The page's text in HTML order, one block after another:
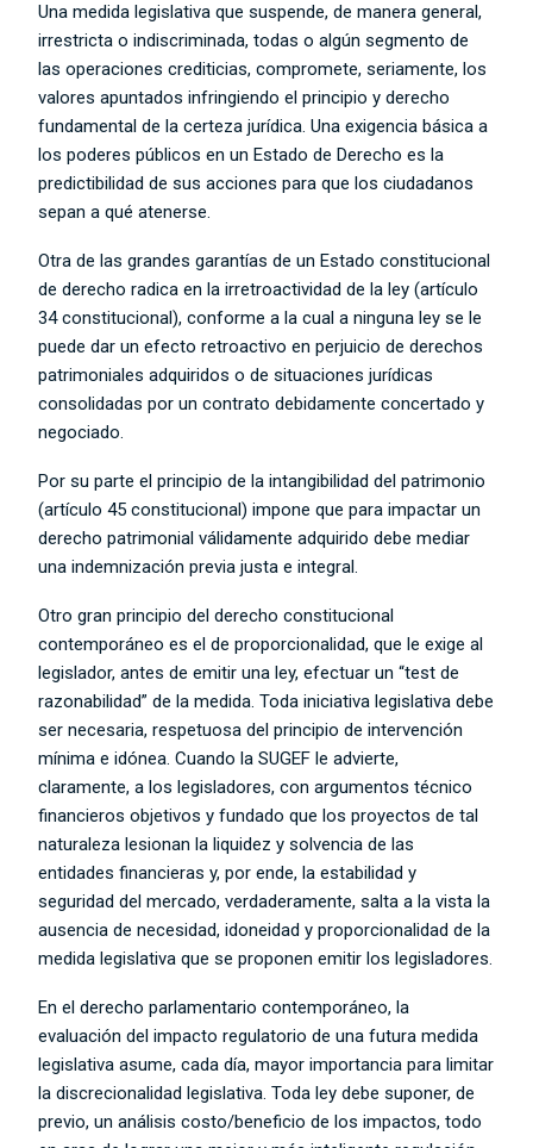
Una medida legislativa que suspende, de manera general,
irrestricta o indiscriminada, todas o algún segmento de
las operaciones crediticias, compromete, seriamente, los
valores apuntados infringiendo el principio y derecho
fundamental de la certeza jurídica. Una exigencia básica a
los poderes públicos en un Estado de Derecho es la
predictibilidad de sus acciones para que los ciudadanos
sepan a qué atenerse.
Otra de las grandes garantías de un Estado constitucional
de derecho radica en la irretroactividad de la ley (artículo
34 constitucional), conforme a la cual a ninguna ley se le
puede dar un efecto retroactivo en perjuicio de derechos
patrimoniales adquiridos o de situaciones jurídicas
consolidadas por un contrato debidamente concertado y
negociado.
Por su parte el principio de la intangibilidad del patrimonio
(artículo 45 constitucional) impone que para impactar un
derecho patrimonial válidamente adquirido debe mediar
una indemnización previa justa e integral.
Otro gran principio del derecho constitucional
contemporáneo es el de proporcionalidad, que le exige al
legislador, antes de emitir una ley, efectuar un “test de
razonabilidad” de la medida. Toda iniciativa legislativa debe
ser necesaria, respetuosa del principio de intervención
mínima e idónea. Cuando la SUGEF le advierte,
claramente, a los legisladores, con argumentos técnico
financieros objetivos y fundado que los proyectos de tal
naturaleza lesionan la liquidez y solvencia de las
entidades financieras y, por ende, la estabilidad y
seguridad del mercado, verdaderamente, salta a la vista la
ausencia de necesidad, idoneidad y proporcionalidad de la
medida legislativa que se proponen emitir los legisladores.
En el derecho parlamentario contemporáneo, la
evaluación del impacto regulatorio de una futura medida
legislativa asume, cada día, mayor importancia para limitar
la discrecionalidad legislativa. Toda ley debe suponer, de
previo, un análisis costo/beneficio de los impactos, todo